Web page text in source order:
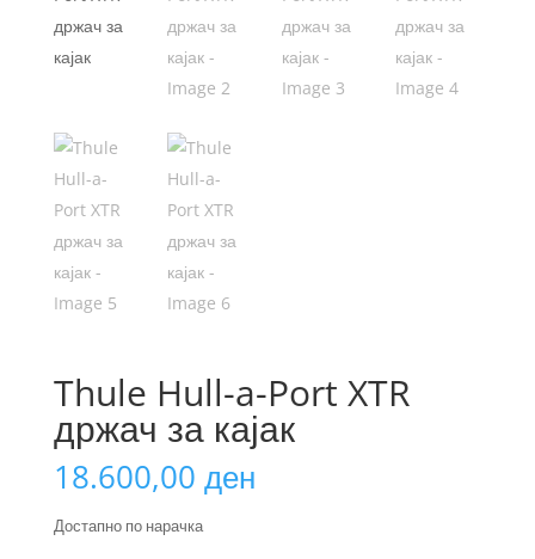
Thule Hull-a-Port XTR
држач за кајак
18.600,00 ден
Достапно по нарачка